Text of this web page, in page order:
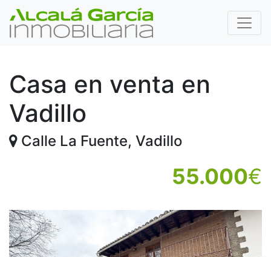
Casa en venta en
Vadillo
Calle La Fuente, Vadillo
55.000€